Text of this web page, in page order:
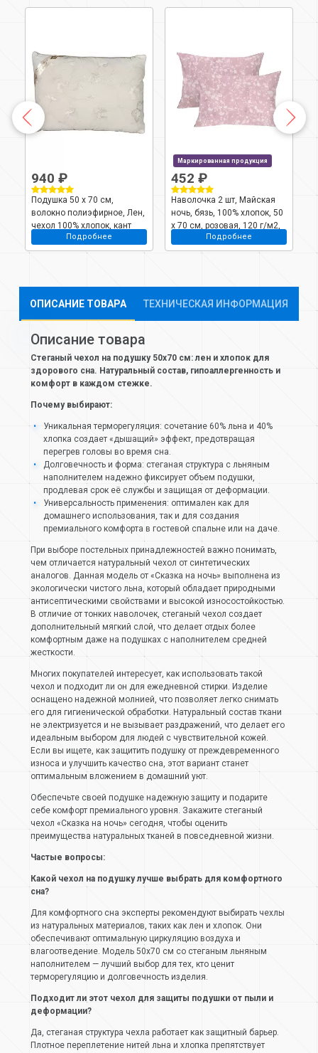
940 ₽
Подушка 50 х 70 см,
волокно полиэфирное, Лен,
чехол 100% хлопок, кант
Подробнее
Маркированная продукция
452 ₽
Наволочка 2 шт, Майская
ночь, бязь, 100% хлопок, 50
х 70 см, розовая, 120 г/м2,
501188/1Подробнее
ОПИСАНИЕ ТОВАРА ТЕХНИЧЕСКАЯ ИНФОРМАЦИЯ
Описание товара
Стеганый чехол на подушку 50х70 см: лен и хлопок для
здорового сна. Натуральный состав, гипоаллергенность и
комфорт в каждом стежке.
Почему выбирают:
Уникальная терморегуляция: сочетание 60% льна и 40%
хлопка создает «дышащий» эффект, предотвращая
перегрев головы во время сна.
Долговечность и форма: стеганая структура с льняным
наполнителем надежно фиксирует объем подушки,
продлевая срок её службы и защищая от деформации.
Универсальность применения: оптимален как для
домашнего использования, так и для создания
премиального комфорта в гостевой спальне или на даче.
При выборе постельных принадлежностей важно понимать,
чем отличается натуральный чехол от синтетических
аналогов. Данная модель от «Сказка на ночь» выполнена из
экологически чистого льна, который обладает природными
антисептическими свойствами и высокой износостойкостью.
В отличие от тонких наволочек, стеганый чехол создает
дополнительный мягкий слой, что делает отдых более
комфортным даже на подушках с наполнителем средней
жесткости.
Многих покупателей интересует, как использовать такой
чехол и подходит ли он для ежедневной стирки. Изделие
оснащено надежной молнией, что позволяет легко снимать
его для гигиенической обработки. Натуральный состав ткани
не электризуется и не вызывает раздражений, что делает его
идеальным выбором для людей с чувствительной кожей.
Если вы ищете, как защитить подушку от преждевременного
износа и улучшить качество сна, этот вариант станет
оптимальным вложением в домашний уют.
Обеспечьте своей подушке надежную защиту и подарите
себе комфорт премиального уровня. Закажите стеганый
чехол «Сказка на ночь» сегодня, чтобы оценить
преимущества натуральных тканей в повседневной жизни.
Частые вопросы:
Какой чехол на подушку лучше выбрать для комфортного
сна?
Для комфортного сна эксперты рекомендуют выбирать чехлы
из натуральных материалов, таких как лен и хлопок. Они
обеспечивают оптимальную циркуляцию воздуха и
влагоотведение. Модель 50х70 см со стеганым льняным
наполнителем — лучший выбор для тех, кто ценит
терморегуляцию и долговечность изделия.
Подходит ли этот чехол для защиты подушки от пыли и
деформации?
Да, стеганая структура чехла работает как защитный барьер.
Плотное переплетение нитей льна и хлопка препятствует